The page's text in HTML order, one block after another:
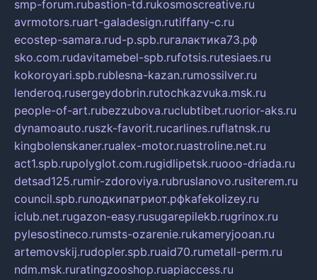
smp-forum.rubastion-td.rukosmoscreative.ru
avrmotors.ruart-galadesign.rutiffany-c.ru
ecostep-samara.rud-p.spb.ruгалактика73.рф
sko.com.rudavitamebel-spb.rufotsis.rutesiaes.ru
kokoroyari.spb.rublesna-kazan.rumossilver.ru
lenderoq.rusergeydobrin.rutochkazvuka.msk.ru
people-of-art.rubezzubova.ruclubtibet.ruorior-aks.ru
dynamoauto.ruszk-favorit.rucarlines.ruflatnsk.ru
kingbolenskaner.rualex-motor.ruastroline.net.ru
act1.spb.rupolyglot.com.rugidlipetsk.ruooo-driada.ru
detsad125.rumir-zdoroviya.rubruslanovo.rusiterem.ru
council.spb.ruлодкипатриот.рфkafekolizey.ru
iclub.net.rugazon-easy.rusugarepilekb.rugrinox.ru
pylesostineco.rumsts-ozarenie.rukameryjooan.ru
artemovskij.rudopler.spb.ruaid70.rumetall-perm.ru
ndm.msk.ruratingzooshop.ruapiaccess.ru